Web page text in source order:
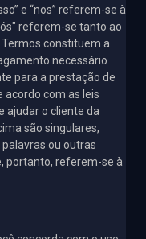
e “nos” referem-se à
referem-se tanto ao
constituem a
necessário
para a prestação de
acordo com as leis
ajudar o cliente da
são singulares,
ou outras
portanto, referem-se à